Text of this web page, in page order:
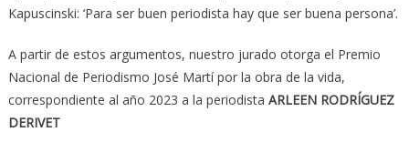
Kapuscinski: ‘Para ser buen periodista hay que ser buena persona’.
A partir de estos argumentos, nuestro jurado otorga el Premio
Nacional de Periodismo José Martí por la obra de la vida,
correspondiente al año 2023 a la periodista ARLEEN RODRÍGUEZ
DERIVET